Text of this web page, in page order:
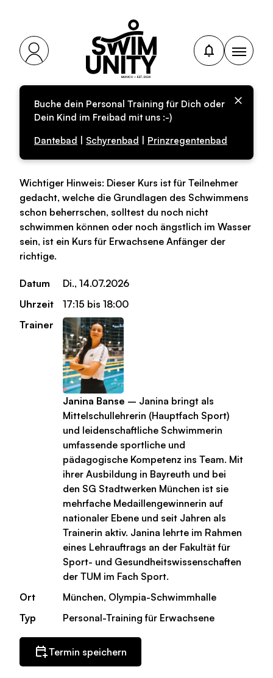
Buche dein Personal Training für Dich oder
Dein Kind im Freibad mit uns :-)
Dantebad
Schyrenbad Prinzregentenbad
Personal-Training für
Erwachsene
Wichtiger Hinweis: Dieser Kurs ist für Teilnehmer
gedacht, welche die Grundlagen des Schwimmens
schon beherrschen, solltest du noch nicht
schwimmen können oder noch ängstlich im Wasser
sein, ist ein Kurs für Erwachsene Anfänger der
richtige.
Datum
Di., 14.07.2026
Uhrzeit
17:15 bis 18:00
Trainer
Janina Banse – Janina bringt als
Mittelschullehrerin (Hauptfach Sport)
und leidenschaftliche Schwimmerin
umfassende sportliche und
pädagogische Kompetenz ins Team. Mit
ihrer Ausbildung in Bayreuth und bei
den SG Stadtwerken München ist sie
mehrfache Medaillengewinnerin auf
nationaler Ebene und seit Jahren als
Trainerin aktiv. Janina lehrte im Rahmen
eines Lehrauftrags an der Fakultät für
Sport- und Gesundheitswissenschaften
der TUM im Fach Sport.
Ort
München, Olympia-Schwimmhalle
Typ
Personal-Training für Erwachsene
Termin speichern